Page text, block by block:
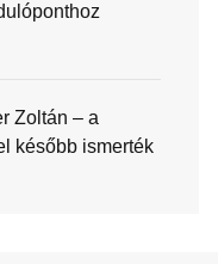
Zoltán – a
később ismerték